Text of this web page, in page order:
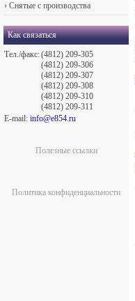
› Снятые с производства
Как связаться
Тел./факс:(4812) 209-305
(4812) 209-306
(4812) 209-307
(4812) 209-308
(4812) 209-310
(4812) 209-311
E-mail: info@e854.ru
Полезные ссылки
Политика конфиденциальности